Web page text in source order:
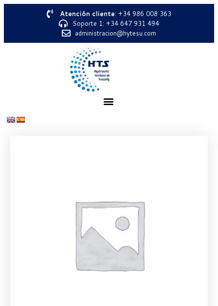
Atención cliente: +34 986 008 363
Soporte 1: +34 647 931 494
administracion@hytesu.com